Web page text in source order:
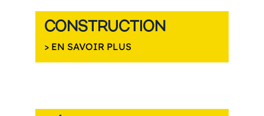
CONSTRUCTION
> EN SAVOIR PLUS